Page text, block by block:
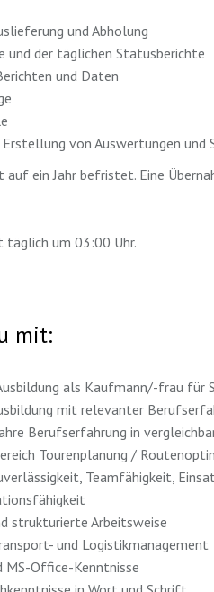
und Abholung
und der täglichen Statusberichte
und Daten
Erstellung von Auswertungen und
ein Jahr befristet. Eine
täglich um 03:00 Uhr.
mit:
als Kaufmann/-frau für
mit relevanter
Berufserfahrung in
Tourenplanung /
Teamfähigkeit,
strukturierte Arbeitsweise
und Logistikmanagement
MS-Office-Kenntnisse